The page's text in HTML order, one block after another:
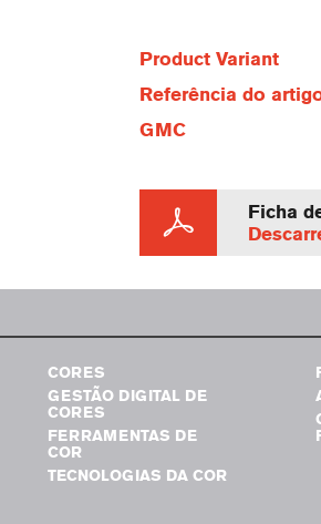
Product Variant
Referência do
GMC
Ficha
CORES
GESTÃO DIGITAL DE
CORES
FERRAMENTAS DE
COR
TECNOLOGIAS DA COR